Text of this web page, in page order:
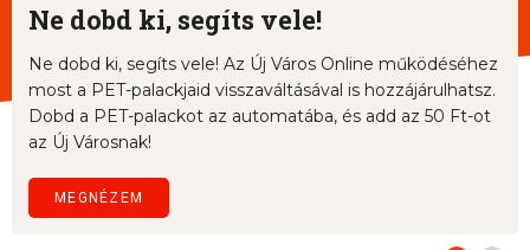
Ne dobd ki, segíts vele!
Ne dobd ki, segíts vele! Az Új Város Online működéséhez
most a PET-palackjaid visszaváltásával is hozzájárulhatsz.
Dobd a PET-palackot az automatába, és add az 50 Ft-ot
az Új Városnak!
MEGNÉZEM